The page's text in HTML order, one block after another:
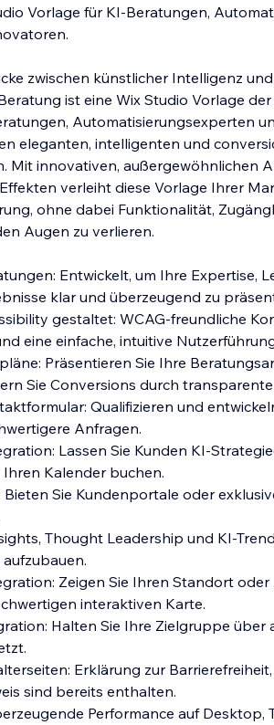
Vorlage für KI-Beratungen,
zwischen künstlicher Intelligenz
ist eine Wix Studio Vorlage
Automatisierungsexperten
eleganten, intelligenten und
Mit innovativen, außergewöhnlichen
verleiht diese Vorlage Ihrer
ohne dabei Funktionalität,
Augen zu verlieren.
Entwickelt, um Ihre Expertise,
klar und überzeugend zu
gestaltet: WCAG-freundliche
eine einfache, intuitive
Präsentieren Sie Ihre
Sie Conversions durch
Qualifizieren und
Anfragen.
Lassen Sie Kunden KI-
Kalender buchen.
Sie Kundenportale oder
Thought Leadership und KI-
Zeigen Sie Ihren Standort
interaktiven Karte.
Halten Sie Ihre Zielgruppe über
Erklärung zur
sind bereits enthalten.
Performance auf Desktop,